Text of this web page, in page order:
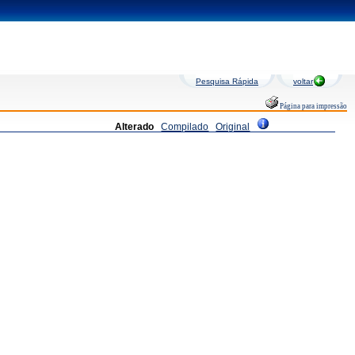
Pesquisa Rápida voltar
Página para impressão
Alterado Compilado Original